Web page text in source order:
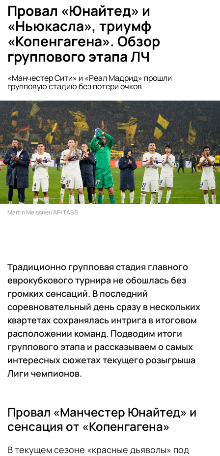
Провал «Юнайтед» и
«Ньюкасла», триумф
«Копенгагена». Обзор
группового этапа ЛЧ
«Манчестер Сити» и «Реал Мадрид» прошли
групповую стадию без потери очков
Martin Meissner/AP/TASS
Традиционно групповая стадия главного
еврокубкового турнира не обошлась без
громких сенсаций. В последний
соревновательный день сразу в нескольких
квартетах сохранялась интрига в итоговом
расположении команд. Подводим итоги
группового этапа и рассказываем о самых
интересных сюжетах текущего розыгрыша
Лиги чемпионов.
Провал «Манчестер Юнайтед» и
сенсация от «Копенгагена»
В текущем сезоне «красные дьяволы» под